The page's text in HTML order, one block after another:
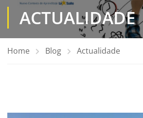
ACTUALIDADE
Home Blog Actualidade